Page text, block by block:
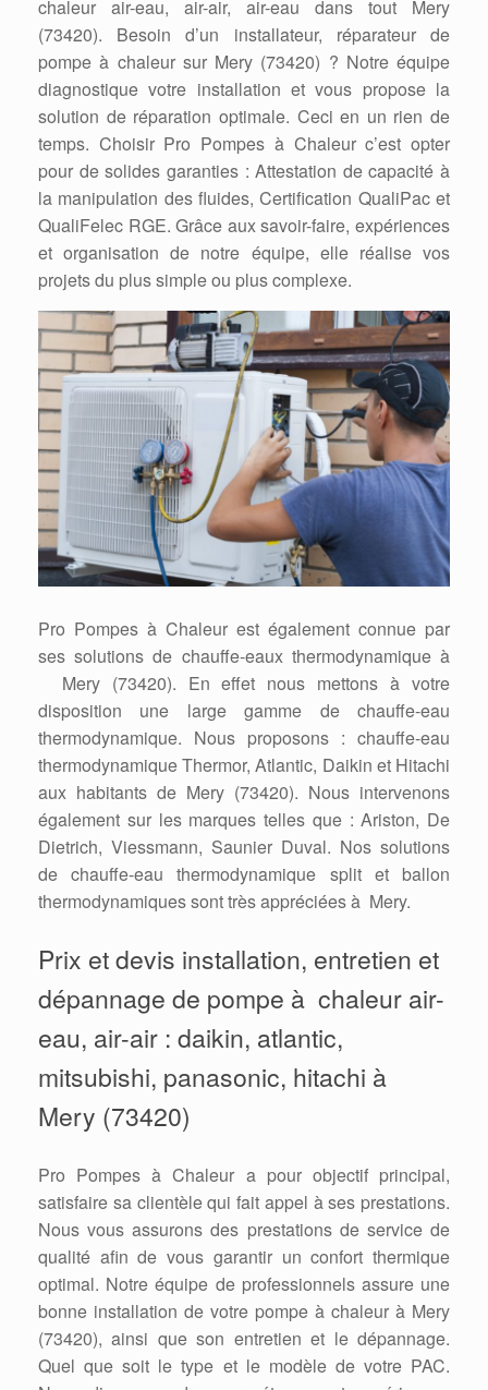
chaleur air-eau, air-air, air-eau dans tout Mery
(73420). Besoin d’un installateur, réparateur de
pompe à chaleur sur Mery (73420) ? Notre équipe
diagnostique votre installation et vous propose la
solution de réparation optimale. Ceci en un rien de
temps. Choisir Pro Pompes à Chaleur c’est opter
pour de solides garanties : Attestation de capacité à
la manipulation des fluides, Certification QualiPac et
QualiFelec RGE. Grâce aux savoir-faire, expériences
et organisation de notre équipe, elle réalise vos
projets du plus simple ou plus complexe.
Pro Pompes à Chaleur est également connue par
ses solutions de chauffe-eaux thermodynamique à
Mery (73420). En effet nous mettons à votre
disposition une large gamme de chauffe-eau
thermodynamique. Nous proposons : chauffe-eau
thermodynamique Thermor, Atlantic, Daikin et Hitachi
aux habitants de Mery (73420). Nous intervenons
également sur les marques telles que : Ariston, De
Dietrich, Viessmann, Saunier Duval. Nos solutions
de chauffe-eau thermodynamique split et ballon
thermodynamiques sont très appréciées à Mery.
Prix et devis installation, entretien et
dépannage de pompe à chaleur air-
eau, air-air : daikin, atlantic,
mitsubishi, panasonic, hitachi à
Mery (73420)
Pro Pompes à Chaleur a pour objectif principal,
satisfaire sa clientèle qui fait appel à ses prestations.
Nous vous assurons des prestations de service de
qualité afin de vous garantir un confort thermique
optimal. Notre équipe de professionnels assure une
bonne installation de votre pompe à chaleur à Mery
(73420), ainsi que son entretien et le dépannage.
Quel que soit le type et le modèle de votre PAC.